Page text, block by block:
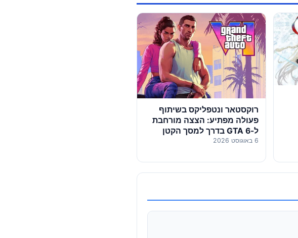
רוקסטאר ונטפליקס בשיתוף
פעולה מפתיע: הצצה מורחבת
ל-GTA 6 בדרך למסך הקטן
6 באוגוסט 2026